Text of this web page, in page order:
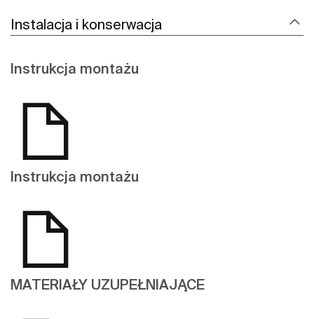
Instalacja i konserwacja
Instrukcja montażu
Instrukcja montażu
MATERIAŁY UZUPEŁNIAJĄCE